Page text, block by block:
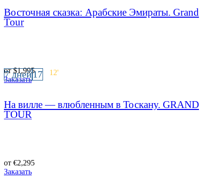
Восточная сказка: Арабские Эмираты. Grand
Tour
от$1,995
Заказать
7 дней17 12'
На вилле — влюбленным в Тоскану. GRAND
TOUR
от €2,295
Заказать